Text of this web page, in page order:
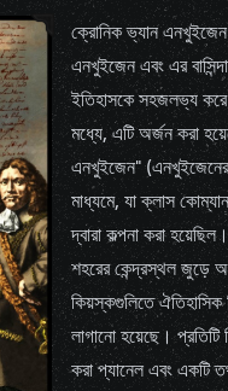
ক্রোনিক ভ্যান এনখুইজেন
এনখুইজেন এবং এর
ইতিহাসকে সহজলভ্য
মধ্যে, এটি অর্জন করা
এনখুইজেন" (এনখুইজেনের
মাধ্যমে, যা ক্লাস
দ্বারা কল্পনা করা
শহরের কেন্দ্রস্থল জুড়ে
কিয়স্কগুলিতে ঐতিহাসিক
লাগানো হয়েছে। প্রতিটি
করা প্যানেল এবং একটি